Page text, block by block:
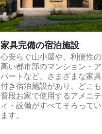
家具完備の宿⁠泊⁠施⁠設
心安らぐ山小屋や、利便性の
高い都市部のマンション・ア
パートなど、さまざまな家具
付き宿泊施設があり、どこも
普段お家で使用するアメニテ
ィ・設備がすべてそろってい
ます。